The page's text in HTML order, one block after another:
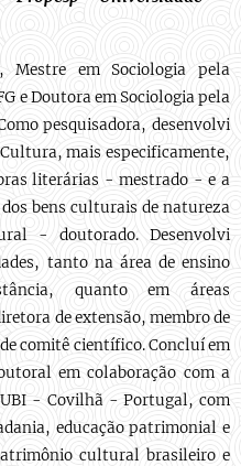
Mestre em Sociologia pela
e Doutora em Sociologia pela
pesquisadora, desenvolvi
mais especificamente,
literárias - mestrado - e a
bens culturais de natureza
- doutorado. Desenvolvi
tanto na área de ensino
quanto em áreas
de extensão, membro de
comitê científico. Concluí em
em colaboração com a
- Covilhã - Portugal, com
educação patrimonial e
cultural brasileiro e